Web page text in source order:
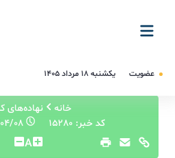
عضویت یکشنبه ۱۸ مرداد ۱۴۰۵
خانه
نهاده‌های
کد خبر: 15280
۱۴۰۵/۰۴/۰۸ ۱۳:۳۱:۵۴
A